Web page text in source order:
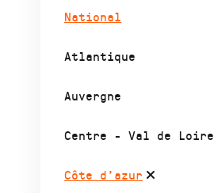
National
Atlantique
Auvergne
Centre - Val de Loire
Côte d’azur